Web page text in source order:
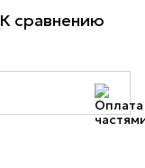
К сравнению